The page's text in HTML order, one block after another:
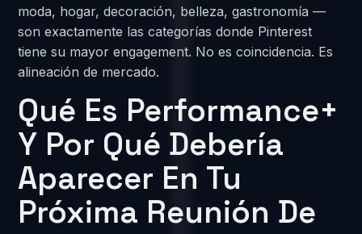
moda, hogar, decoración, belleza, gastronomía —
son exactamente las categorías donde Pinterest
tiene su mayor engagement. No es coincidencia. Es
alineación de mercado.
Qué Es Performance+
Y Por Qué Debería
Aparecer En Tu
Próxima Reunión De